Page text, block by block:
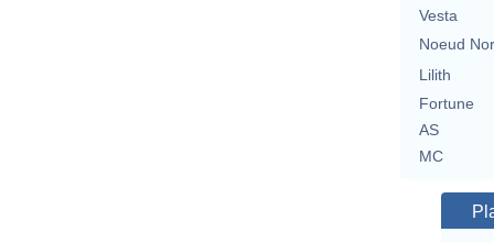
Vesta
Noeud
Lilith
Fortune
AS
MC